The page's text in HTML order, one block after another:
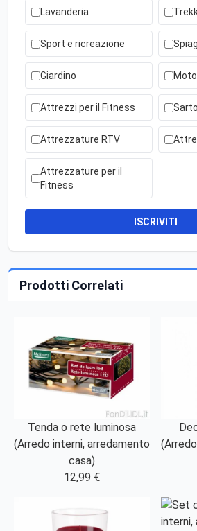
Lavanderia
Sport e ricreazione
Giardino
Attrezzi per il Fitness
Attrezzature RTV
Attrezzature per il
Fitness
ISCRIVITI
Prodotti Correlati
Tenda o rete luminosa
(Arredo interni, arredamento
casa)
12,99 €